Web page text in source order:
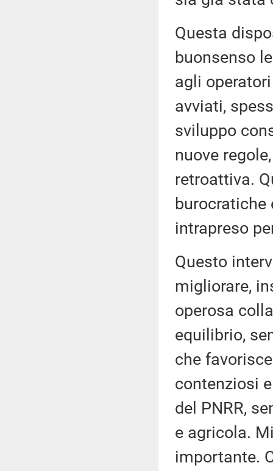
Questa
buonsenso
agli
avviati,
sviluppo
nuove
retroattiva.
burocratiche
intrapreso
Questo
migliorare,
operosa
equilibrio,
che
contenziosi
del PNRR,
e agricola.
importante.